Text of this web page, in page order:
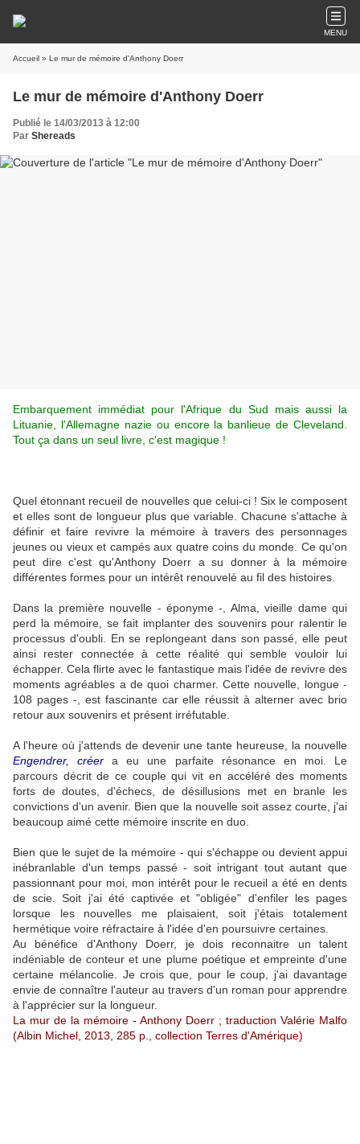
MENU
Accueil » Le mur de mémoire d'Anthony Doerr
Le mur de mémoire d'Anthony Doerr
Publié le 14/03/2013 à 12:00
Par Shereads
Embarquement immédiat pour l'Afrique du Sud mais aussi la
Lituanie, l'Allemagne nazie ou encore la banlieue de Cleveland.
Tout ça dans un seul livre, c'est magique !
Quel étonnant recueil de nouvelles que celui-ci ! Six le composent
et elles sont de longueur plus que variable. Chacune s'attache à
définir et faire revivre la mémoire à travers des personnages
jeunes ou vieux et campés aux quatre coins du monde. Ce qu'on
peut dire c'est qu'Anthony Doerr a su donner à la mémoire
différentes formes pour un intérêt renouvelé au fil des histoires.
Dans la première nouvelle - éponyme -, Alma, vieille dame qui
perd la mémoire, se fait implanter des souvenirs pour ralentir le
processus d'oubli. En se replongeant dans son passé, elle peut
ainsi rester connectée à cette réalité qui semble vouloir lui
échapper. Cela flirte avec le fantastique mais l'idée de revivre des
moments agréables a de quoi charmer. Cette nouvelle, longue -
108 pages -, est fascinante car elle réussit à alterner avec brio
retour aux souvenirs et présent irréfutable.
A l'heure où j'attends de devenir une tante heureuse, la nouvelle
Engendrer, créer a eu une parfaite résonance en moi. Le
parcours décrit de ce couple qui vit en accéléré des moments
forts de doutes, d'échecs, de désillusions met en branle les
convictions d'un avenir. Bien que la nouvelle soit assez courte, j'ai
beaucoup aimé cette mémoire inscrite en duo.
Bien que le sujet de la mémoire - qui s'échappe ou devient appui
inébranlable d'un temps passé - soit intrigant tout autant que
passionnant pour moi, mon intérêt pour le recueil a été en dents
de scie. Soit j'ai été captivée et "obligée" d'enfiler les pages
lorsque les nouvelles me plaisaient, soit j'étais totalement
hermétique voire réfractaire à l'idée d'en poursuivre certaines.
Au bénéfice d'Anthony Doerr, je dois reconnaitre un talent
indéniable de conteur et une plume poétique et empreinte d'une
certaine mélancolie. Je crois que, pour le coup, j'ai davantage
envie de connaître l'auteur au travers d'un roman pour apprendre
à l'apprécier sur la longueur.
La mur de la mémoire - Anthony Doerr ; traduction Valérie Malfo
(Albin Michel, 2013, 285 p., collection Terres d'Amérique)